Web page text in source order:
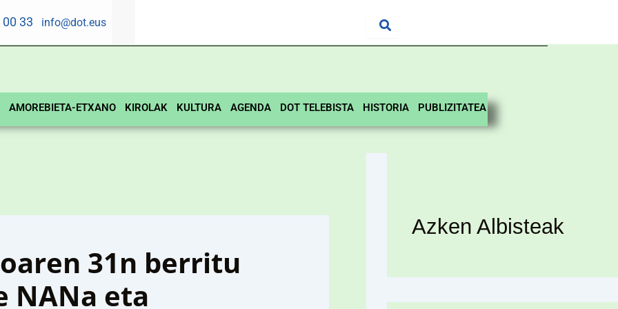
00 33 info@dot.eus
AMOREBIETA-ETXANO KIROLAK KULTURA AGENDA DOT TELEBISTA HISTORIA PUBLIZITATEA
31n berritu
NANa eta
Azken Albisteak